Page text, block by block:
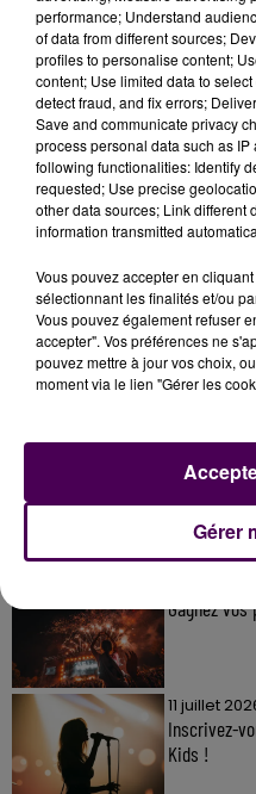
positifs ont quadruplé
compte en moyenne 60
contre trois il y a un mois
précise qu’elle"se donne
baisser les indicateurs
virus". La préfecture, elle,
gratuitement 360 000
personnes précaires en
Gagnez
11 juillet
Inscrivez-
Kids !
performance; Understand
of data from different sources;
profiles to personalise content;
content; Use limited data to
detect fraud, and fix errors;
Save and communicate privacy
process personal data such as
following functionalities: Identify
requested; Use precise
other data sources; Link different
information transmitted
Vous pouvez accepter en
sélectionnant les finalités et/ou
Vous pouvez également refuser
accepter". Vos préférences ne
pouvez mettre à jour vos choix,
moment via le lien "Gérer les
Gérer